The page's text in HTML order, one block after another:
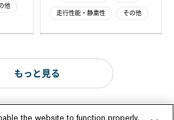
他
走行性能・静粛性 その他
もっと見る
the website to function properly.